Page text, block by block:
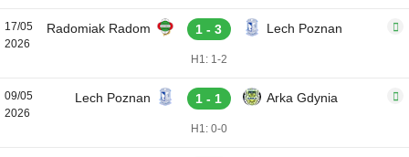
17/05
2026
Radomiak Radom 1 - 3 Lech Poznan
H1: 1-2
09/05
2026
Lech Poznan 1 - 1 Arka Gdynia
H1: 0-0